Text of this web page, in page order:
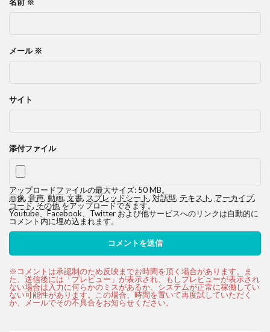
メール ※
サイト
添付ファイル
アップロードファイルの最大サイズ: 50 MB。
画像, 音声, 動画, 文書, スプレッドシート, 対話型, テキスト, アーカイブ,
コード,その他をアップロードできます。
Youtube、Facebook、Twitter および他サービスへのリンクは自動的に
コメント内に埋め込まれます。